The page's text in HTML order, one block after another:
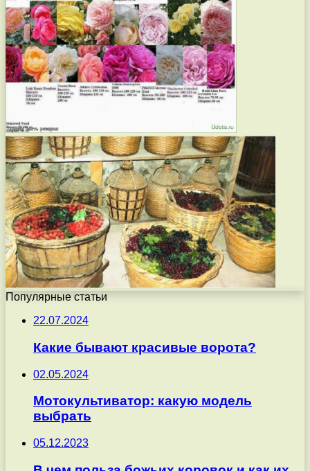
Популярные статьи
22.07.2024
Какие бывают красивые ворота?
02.05.2024
Мотокультиватор: какую модель
выбрать
05.12.2023